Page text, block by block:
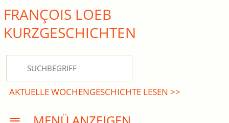
close Submenü
KURZGESCHICHTEN
DREISATZROMANE
FRANÇOIS LOEB
KURZ­GESCHICHTEN
AKTUELLE WOCHENGESCHICHTE LESEN >>